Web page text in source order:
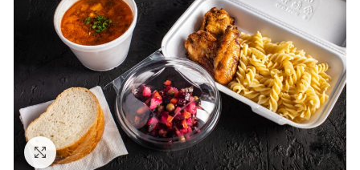
Click to enlarge